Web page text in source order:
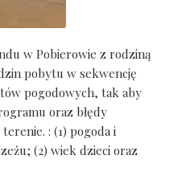
w Pobierowie z rodziną
pobytu w sekwencję
pogodowych, tak aby
oraz błędy
: (1) pogoda i
(2) wiek dzieci oraz